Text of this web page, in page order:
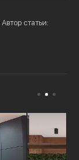
Автор статьи: